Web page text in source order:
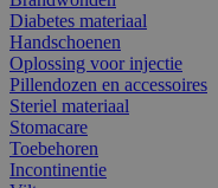
Diabetes materiaal
Handschoenen
Oplossing voor injectie
Pillendozen en accessoires
Steriel materiaal
Stomacare
Toebehoren
Incontinentie